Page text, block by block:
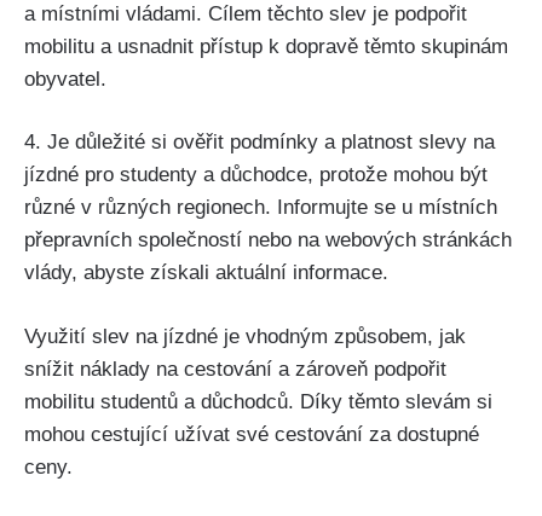
a místními vládami. Cílem těchto slev ⁤je podpořit
mobilitu a usnadnit přístup ‍k⁤ dopravě ⁢těmto skupinám
obyvatel.
4. Je⁤ důležité si ověřit podmínky a‍ platnost slevy na⁤
jízdné pro studenty⁤ a ​důchodce, protože mohou‌ být
⁣různé v různých regionech. Informujte se⁢ u místních
přepravních společností nebo na webových stránkách
vlády, abyste získali aktuální‌ informace.
Využití slev na jízdné je vhodným způsobem,‌ jak
snížit náklady‌ na cestování a zároveň podpořit
mobilitu studentů a důchodců. Díky‌ těmto slevám⁣ si
⁤mohou ‌cestující užívat své‍ cestování ‌za dostupné
ceny.